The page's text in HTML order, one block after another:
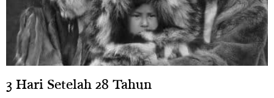
3 Hari Setelah 28 Tahun